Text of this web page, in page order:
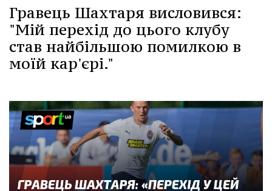
Гравець Шахтаря висловився:
"Мій перехід до цього клубу
став найбільшою помилкою в
моїй кар'єрі."